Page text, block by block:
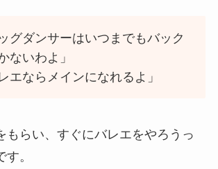
ッグダンサーはいつまでもバック
ないわよ」
エならメインになれるよ」
もらい、すぐにバレエをやろうっ
。